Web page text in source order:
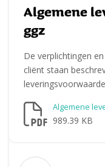
Algemene
ggz
De verplichtingen
cliënt staan
989.39 KB
Algemene